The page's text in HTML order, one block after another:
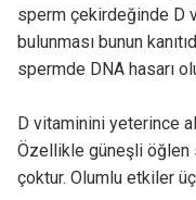
sperm çekirdeğinde D
bulunması bunun
spermde DNA hasarı
D vitaminini yeterince
Özellikle güneşli öğlen
çoktur. Olumlu etkiler